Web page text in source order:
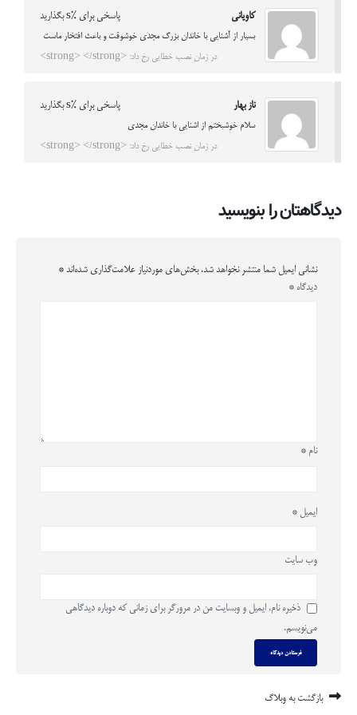
كاوياني پاسخی برای %s بگذارید
بسيار از آشنايي با خاندان بزرگ مجدی خوشوقت و باعث افتخار ماست
در زمان نصب خطایی رخ داد: <strong> </strong>
ناز بهار پاسخی برای %s بگذارید
سلام خوشبختم از اشنایی با خاندان مجدی
در زمان نصب خطایی رخ داد: <strong> </strong>
دیدگاهتان را بنویسید
نشانی ایمیل شما منتشر نخواهد شد. بخش‌های موردنیاز علامت‌گذاری شده‌اند *
دیدگاه *
نام *
ایمیل *
وب‌ سایت
ذخیره نام، ایمیل و وبسایت من در مرورگر برای زمانی که دوباره دیدگاهی
می‌نویسم.
بازگشت به وبلاگ